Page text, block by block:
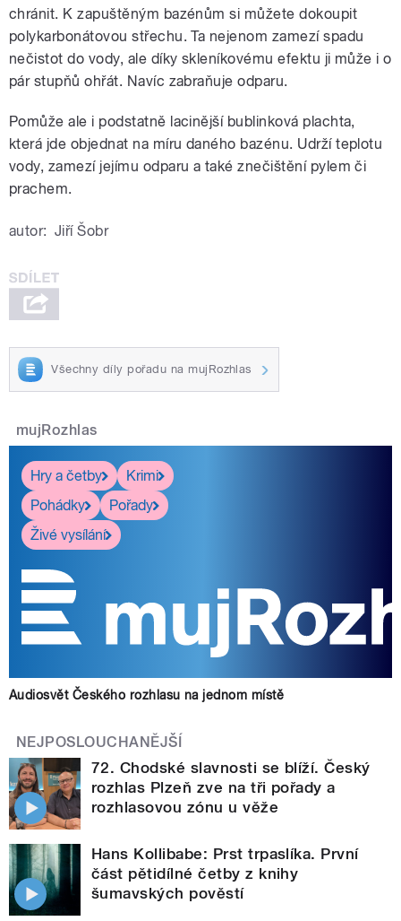
chránit. K zapuštěným bazénům si můžete dokoupit
polykarbonátovou střechu. Ta nejenom zamezí spadu
nečistot do vody, ale díky skleníkovému efektu ji může i o
pár stupňů ohřát. Navíc zabraňuje odparu.
Pomůže ale i podstatně lacinější bublinková plachta,
která jde objednat na míru daného bazénu. Udrží teplotu
vody, zamezí jejímu odparu a také znečištění pylem či
prachem.
autor: Jiří Šobr
Všechny díly pořadu na mujRozhlas
mujRozhlas
Hry a četby
Krimi
Pohádky
Pořady
Živé vysílání
Audiosvět Českého rozhlasu na jednom místě
NEJPOSLOUCHANĚJŠÍ
72. Chodské slavnosti se blíží. Český
rozhlas Plzeň zve na tři pořady a
rozhlasovou zónu u věže
Hans Kollibabe: Prst trpaslíka. První
část pětidílné četby z knihy
šumavských pověstí